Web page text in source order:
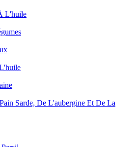
L'huile
Sarde, De L'aubergine Et De La